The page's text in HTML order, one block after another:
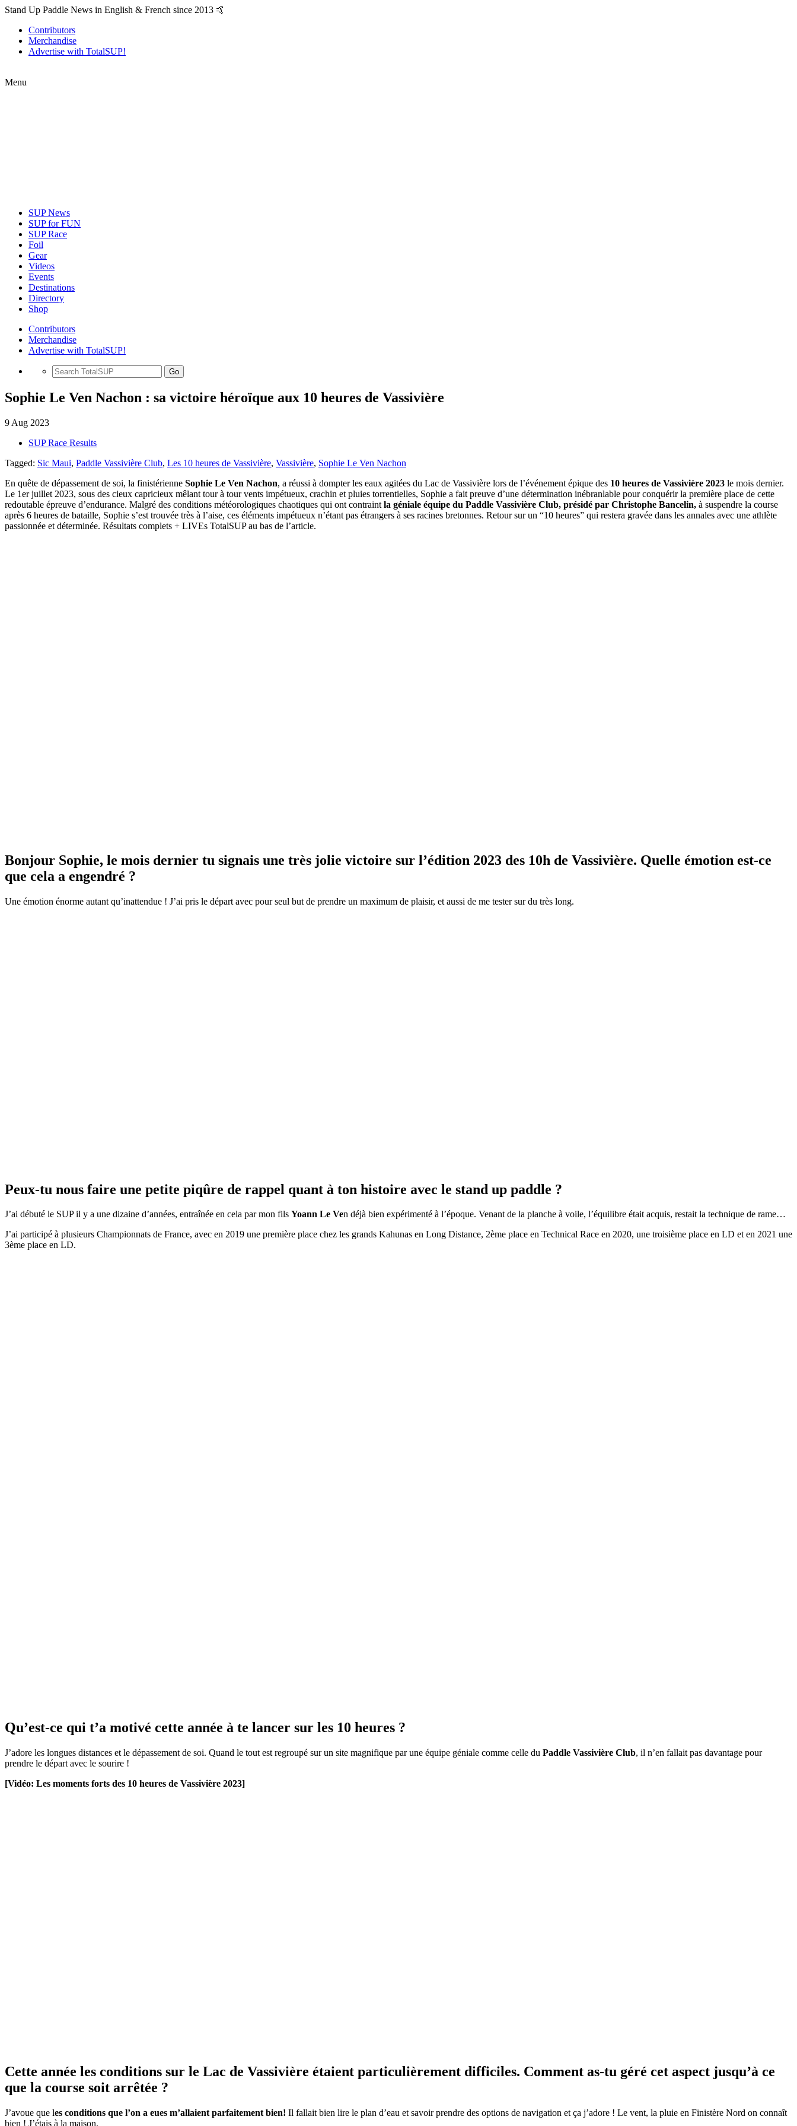
Stand Up Paddle News in English & French since 2013 🤙
Contributors
Merchandise
Advertise with TotalSUP!
Menu
SUP News
SUP for FUN
SUP Race
Foil
Gear
Videos
Events
Destinations
Directory
Shop
Contributors
Merchandise
Advertise with TotalSUP!
Go
Sophie Le Ven Nachon : sa victoire héroïque aux 10 heures de Vassivière
9 Aug 2023
SUP Race Results
Tagged: Sic Maui, Paddle Vassivière Club, Les 10 heures de Vassivière, Vassivière, Sophie Le Ven Nachon
En quête de dépassement de soi, la finistérienne Sophie Le Ven Nachon, a réussi à dompter les eaux agitées du Lac de Vassivière lors de l’événement épique des 10 heures de Vassivière 2023 le mois dernier.
Le 1er juillet 2023, sous des cieux capricieux mêlant tour à tour vents impétueux, crachin et pluies torrentielles, Sophie a fait preuve d’une détermination inébranlable pour conquérir la première place de cette
redoutable épreuve d’endurance. Malgré des conditions météorologiques chaotiques qui ont contraint la géniale équipe du Paddle Vassivière Club, présidé par Christophe Bancelin, à suspendre la course
après 6 heures de bataille, Sophie s’est trouvée très à l’aise, ces éléments impétueux n’étant pas étrangers à ses racines bretonnes. Retour sur un “10 heures” qui restera gravée dans les annales avec une athlète
passionnée et déterminée. Résultats complets + LIVEs TotalSUP au bas de l’article.
Bonjour Sophie, le mois dernier tu signais une très jolie victoire sur l’édition 2023 des 10h de Vassivière. Quelle émotion est-ce
que cela a engendré ?
Une émotion énorme autant qu’inattendue ! J’ai pris le départ avec pour seul but de prendre un maximum de plaisir, et aussi de me tester sur du très long.
Peux-tu nous faire une petite piqûre de rappel quant à ton histoire avec le stand up paddle ?
J’ai débuté le SUP il y a une dizaine d’années, entraînée en cela par mon fils Yoann Le Ven déjà bien expérimenté à l’époque. Venant de la planche à voile, l’équilibre était acquis, restait la technique de rame…
J’ai participé à plusieurs Championnats de France, avec en 2019 une première place chez les grands Kahunas en Long Distance, 2ème place en Technical Race en 2020, une troisième place en LD et en 2021 une
3ème place en LD.
Qu’est-ce qui t’a motivé cette année à te lancer sur les 10 heures ?
J’adore les longues distances et le dépassement de soi. Quand le tout est regroupé sur un site magnifique par une équipe géniale comme celle du Paddle Vassivière Club, il n’en fallait pas davantage pour
prendre le départ avec le sourire !
[Vidéo: Les moments forts des 10 heures de Vassivière 2023]
Cette année les conditions sur le Lac de Vassivière étaient particulièrement difficiles. Comment as-tu géré cet aspect jusqu’à ce
que la course soit arrêtée ?
J’avoue que les conditions que l’on a eues m’allaient parfaitement bien! Il fallait bien lire le plan d’eau et savoir prendre des options de navigation et ça j’adore ! Le vent, la pluie en Finistère Nord on connaît
bien ! J’étais à la maison.